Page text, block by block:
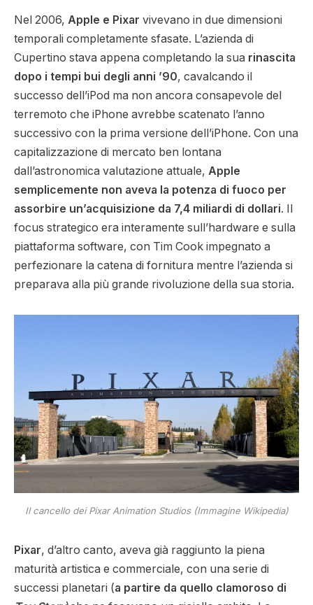
Nel 2006, Apple e Pixar vivevano in due dimensioni
temporali completamente sfasate. L’azienda di
Cupertino stava appena completando la sua rinascita
dopo i tempi bui degli anni ’90, cavalcando il
successo dell’iPod ma non ancora consapevole del
terremoto che iPhone avrebbe scatenato l’anno
successivo con la prima versione dell’iPhone. Con una
capitalizzazione di mercato ben lontana
dall’astronomica valutazione attuale, Apple
semplicemente non aveva la potenza di fuoco per
assorbire un’acquisizione da 7,4 miliardi di dollari. Il
focus strategico era interamente sull’hardware e sulla
piattaforma software, con Tim Cook impegnato a
perfezionare la catena di fornitura mentre l’azienda si
preparava alla più grande rivoluzione della sua storia.
Il cancello dei Pixar Animation Studios (Immagine Wikipedia)
Pixar, d’altro canto, aveva già raggiunto la piena
maturità artistica e commerciale, con una serie di
successi planetari (a partire da quello clamoroso di